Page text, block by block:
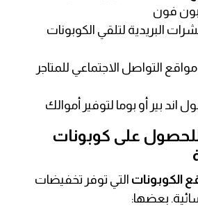
فون
البريدية لتلقي الكوبونات
التواصل الاجتماعي للمتاجر
اند بير أو بوما لتوفير أموالك
على كوبونات
الكوبونات التي توفر تخفيضات
بعضها: